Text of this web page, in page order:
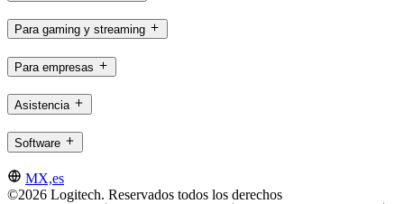
Para gaming y streaming
Para empresas
Asistencia
Software
MX,es
©2026 Logitech. Reservados todos los derechos